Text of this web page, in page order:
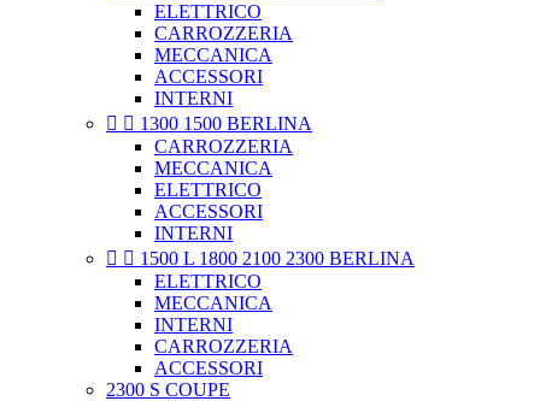
ELETTRICO
CARROZZERIA
MECCANICA
ACCESSORI
INTERNI
  1300 1500 BERLINA
CARROZZERIA
MECCANICA
ELETTRICO
ACCESSORI
INTERNI
  1500 L 1800 2100 2300 BERLINA
ELETTRICO
MECCANICA
INTERNI
CARROZZERIA
ACCESSORI
2300 S COUPE